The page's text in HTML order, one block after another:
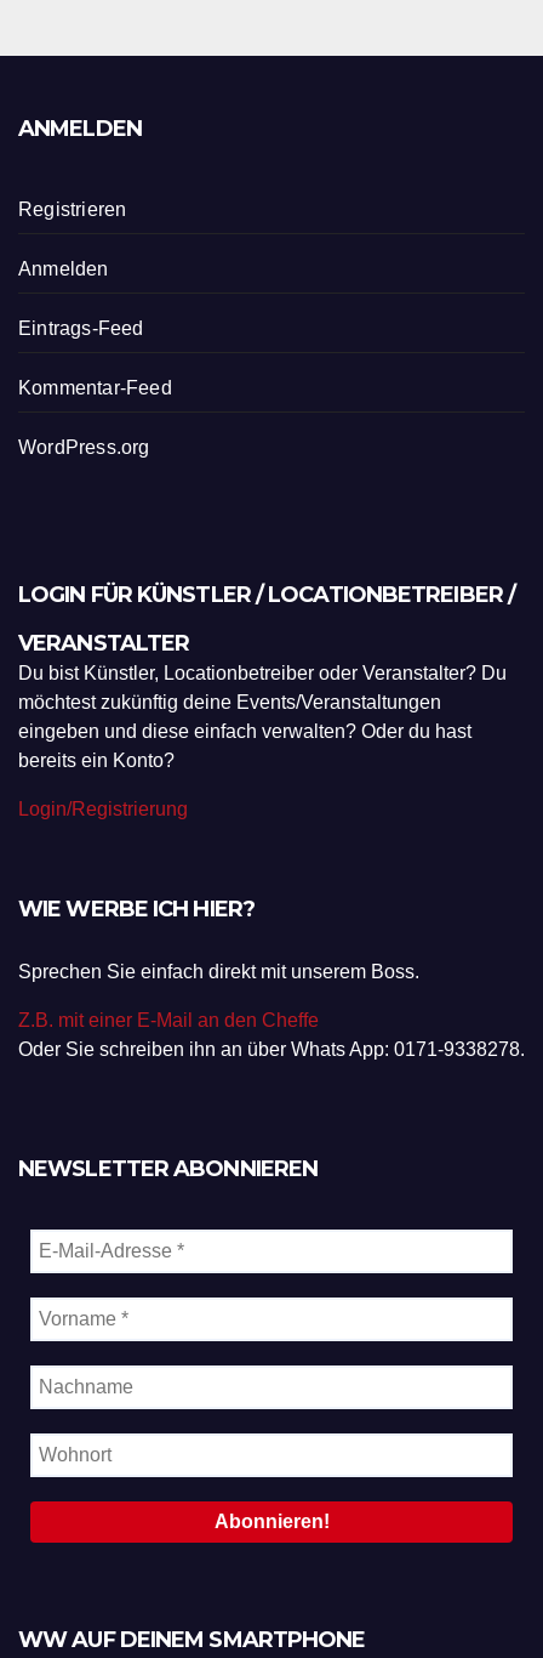
ANMELDEN
Registrieren
Anmelden
Eintrags-Feed
Kommentar-Feed
WordPress.org
LOGIN FÜR KÜNSTLER / LOCATIONBETREIBER /
VERANSTALTER
Du bist Künstler, Locationbetreiber oder Veranstalter? Du
möchtest zukünftig deine Events/Veranstaltungen
eingeben und diese einfach verwalten? Oder du hast
bereits ein Konto?
Login/Registrierung
WIE WERBE ICH HIER?
Sprechen Sie einfach direkt mit unserem Boss.
Z.B. mit einer E-Mail an den Cheffe
Oder Sie schreiben ihn an über Whats App: 0171-9338278.
NEWSLETTER ABONNIEREN
WW AUF DEINEM SMARTPHONE